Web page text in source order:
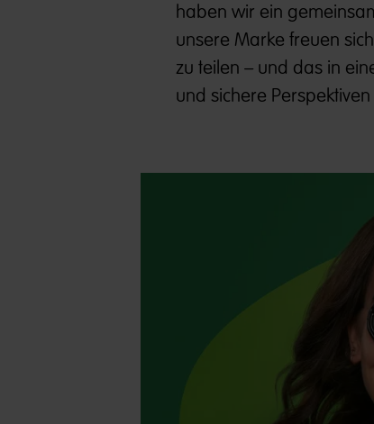
haben wir ein
unsere Marke freuen
zu teilen – und das in
und sichere